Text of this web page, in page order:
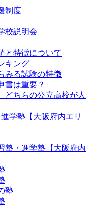
制度
校説明会
と特徴について
キング
みる試験の特徴
書は重要？
どちらの公立高校が人
学塾【大阪府内エリ
塾・進学塾【大阪府内
塾